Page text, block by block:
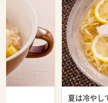
夏は冷やし